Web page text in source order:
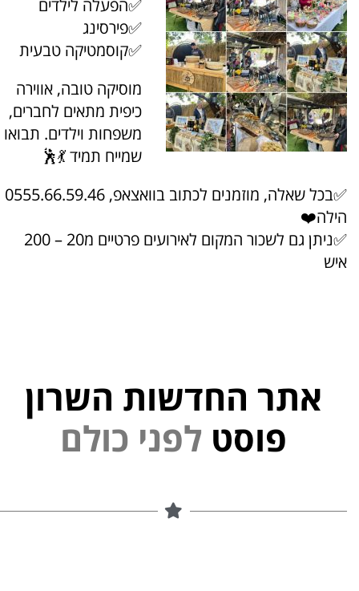
✅הפעלה לילדים
✅פירסינג
✅קוסמטיקה טבעית
מוסיקה טובה, אווירה
כיפית מתאים לחברים,
משפחות וילדים. תבואו
שמייח תמיד 💃🕺
✅בכל שאלה, מוזמנים לכתוב בוואצאפ, 0555.66.59.46
הילה❤️
✅ניתן גם לשכור המקום לאירועים פרטיים מ20 – 200
איש
אתר החדשות השרון
פוסט